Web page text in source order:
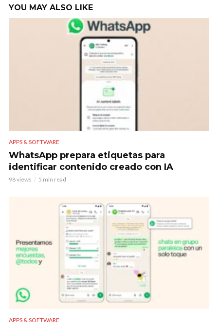
YOU MAY ALSO LIKE
APPS & SOFTWARE
WhatsApp prepara etiquetas para
identificar contenido creado con IA
98 views 5 min read
APPS & SOFTWARE